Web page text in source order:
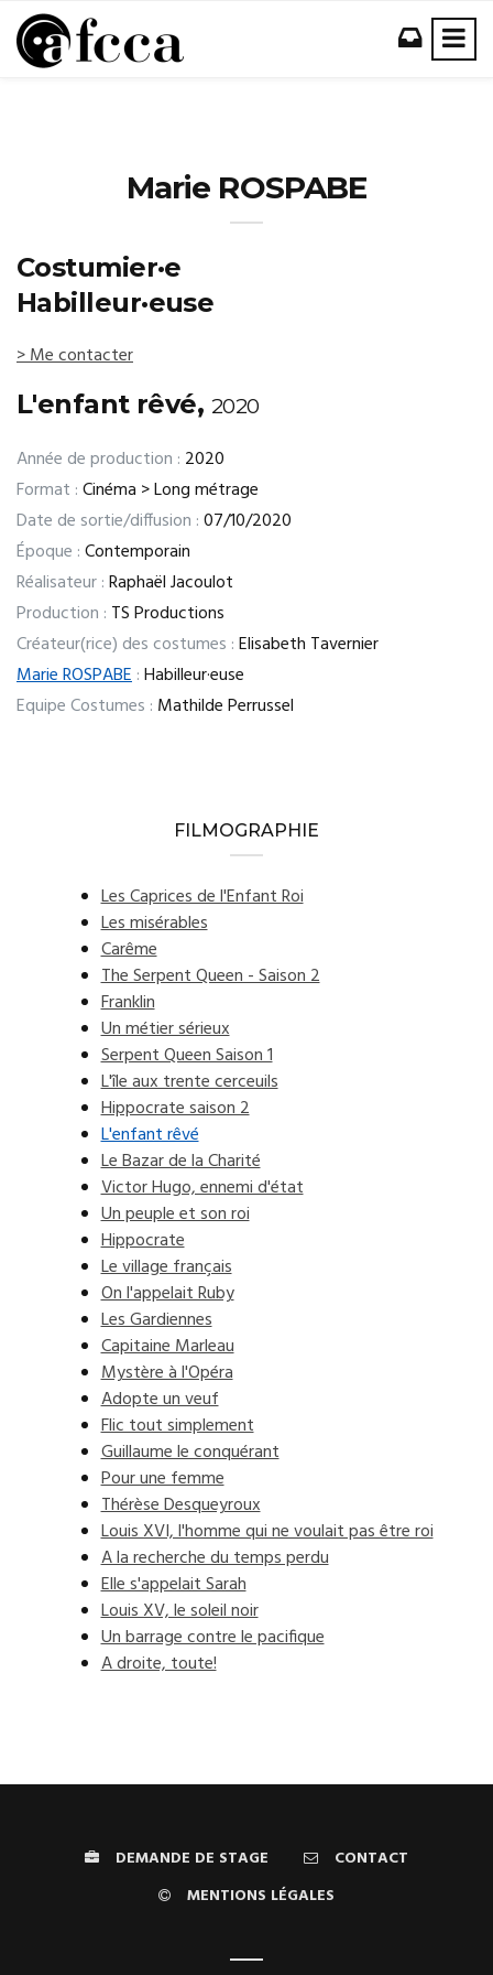
Marie ROSPABE
Costumier·e
Habilleur·euse
> Me contacter
L'enfant rêvé, 2020
Année de production : 2020
Format :Cinéma > Long métrage
Date de sortie/diffusion :07/10/2020
Époque :Contemporain
Réalisateur :Raphaël Jacoulot
Production : TS Productions
Créateur(rice) des costumes :Elisabeth Tavernier
Marie ROSPABE:Habilleur·euse
Equipe Costumes : Mathilde Perrussel
FILMOGRAPHIE
Les Caprices de l'Enfant Roi
Les misérables
Carême
The Serpent Queen - Saison 2
Franklin
Un métier sérieux
Serpent Queen Saison 1
L'île aux trente cerceuils
Hippocrate saison 2
L'enfant rêvé
Le Bazar de la Charité
Victor Hugo, ennemi d'état
Un peuple et son roi
Hippocrate
Le village français
On l'appelait Ruby
Les Gardiennes
Capitaine Marleau
Mystère à l'Opéra
Adopte un veuf
Flic tout simplement
Guillaume le conquérant
Pour une femme
Thérèse Desqueyroux
Louis XVI, l'homme qui ne voulait pas être roi
A la recherche du temps perdu
Elle s'appelait Sarah
Louis XV, le soleil noir
Un barrage contre le pacifique
A droite, toute!
DEMANDE DE STAGE
CONTACT
MENTIONS LÉGALES